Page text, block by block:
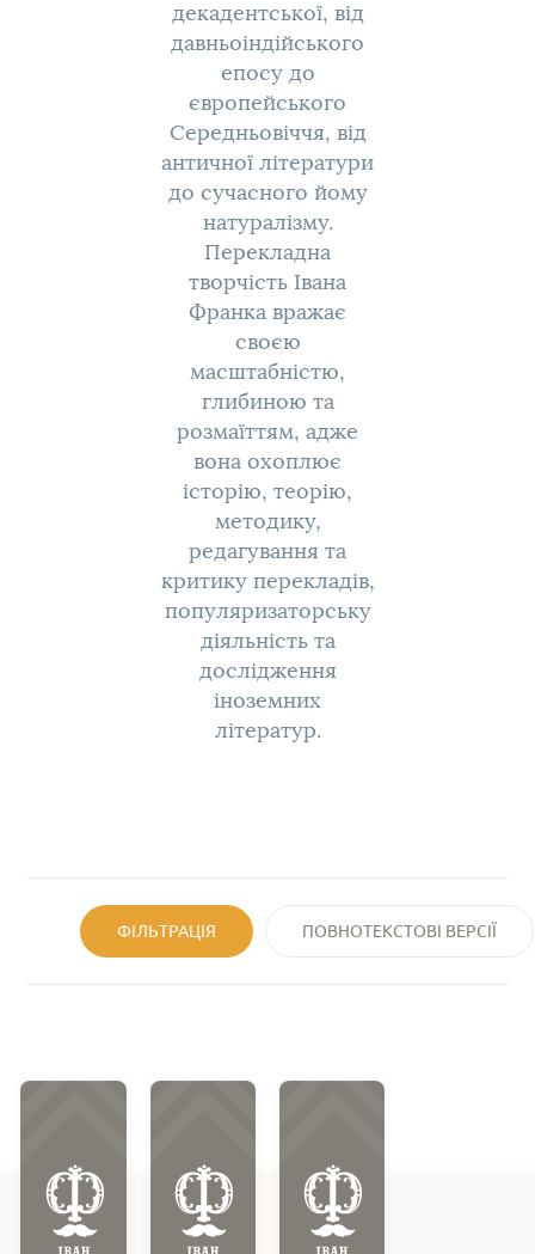
декадентської, від
давньоіндійського
епосу до
європейського
Середньовіччя, від
античної літератури
до сучасного йому
натуралізму.
Перекладна
творчість Івана
Франка вражає
своєю
масштабністю,
глибиною та
розмаїттям, адже
вона охоплює
історію, теорію,
методику,
редагування та
критику перекладів,
популяризаторську
діяльність та
дослідження
іноземних
літератур.
ФІЛЬТРАЦІЯ ПОВНОТЕКСТОВІ ВЕРСІЇ